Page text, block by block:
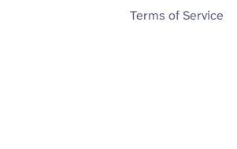
Opencast-Videos und Tobira nicht zur
Terms of Service